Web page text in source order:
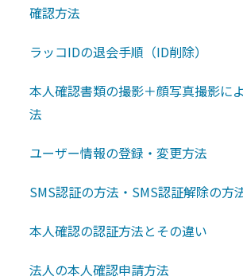
確認方法
ラッコIDの退会手順（ID削除）
本人確認書類の撮影＋顔写真撮影に
法
ユーザー情報の登録・変更方法
SMS認証の方法・SMS認証解除の方
本人確認の認証方法とその違い
法人の本人確認申請方法